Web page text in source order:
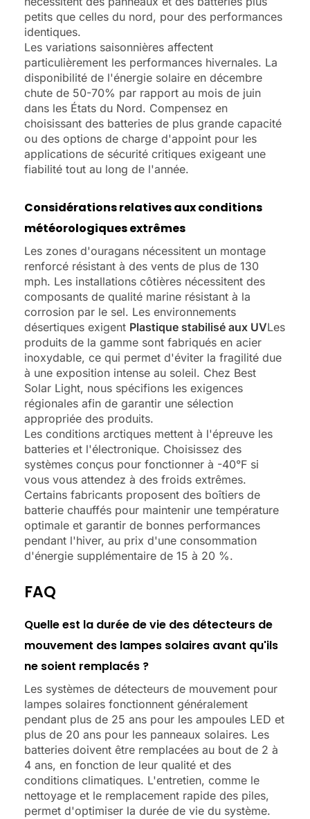
petits que celles du nord, pour des performances
identiques.
Les variations saisonnières affectent
particulièrement les performances hivernales. La
disponibilité de l'énergie solaire en décembre
chute de 50-70% par rapport au mois de juin
dans les États du Nord. Compensez en
choisissant des batteries de plus grande capacité
ou des options de charge d'appoint pour les
applications de sécurité critiques exigeant une
fiabilité tout au long de l'année.
Considérations relatives aux conditions
météorologiques extrêmes
Les zones d'ouragans nécessitent un montage
renforcé résistant à des vents de plus de 130
mph. Les installations côtières nécessitent des
composants de qualité marine résistant à la
corrosion par le sel. Les environnements
désertiques exigent Plastique stabilisé aux UVLes
produits de la gamme sont fabriqués en acier
inoxydable, ce qui permet d'éviter la fragilité due
à une exposition intense au soleil. Chez Best
Solar Light, nous spécifions les exigences
régionales afin de garantir une sélection
appropriée des produits.
Les conditions arctiques mettent à l'épreuve les
batteries et l'électronique. Choisissez des
systèmes conçus pour fonctionner à -40°F si
vous vous attendez à des froids extrêmes.
Certains fabricants proposent des boîtiers de
batterie chauffés pour maintenir une température
optimale et garantir de bonnes performances
pendant l'hiver, au prix d'une consommation
d'énergie supplémentaire de 15 à 20 %.
FAQ
Quelle est la durée de vie des détecteurs de
mouvement des lampes solaires avant qu'ils
ne soient remplacés ?
Les systèmes de détecteurs de mouvement pour
lampes solaires fonctionnent généralement
pendant plus de 25 ans pour les ampoules LED et
plus de 20 ans pour les panneaux solaires. Les
batteries doivent être remplacées au bout de 2 à
4 ans, en fonction de leur qualité et des
conditions climatiques. L'entretien, comme le
nettoyage et le remplacement rapide des piles,
permet d'optimiser la durée de vie du système.